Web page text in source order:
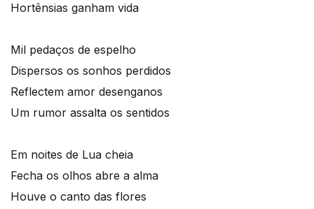
Hortênsias ganham vida
Mil pedaços de espelho
Dispersos os sonhos perdidos
Reflectem amor desenganos
Um rumor assalta os sentidos
Em noites de Lua cheia
Fecha os olhos abre a alma
Houve o canto das flores